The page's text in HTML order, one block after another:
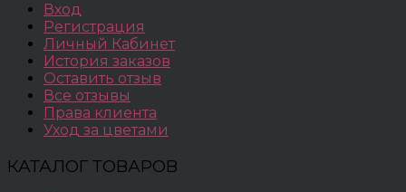
Вход
Регистрация
Личный Кабинет
История заказов
Оставить отзыв
Все отзывы
Права клиента
Уход за цветами
КАТАЛОГ ТОВАРОВ